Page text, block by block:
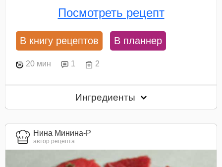
Посмотреть рецепт
В книгу рецептов В планнер
20 мин 1 2
Ингредиенты
Нина Минина-Р
автор рецепта